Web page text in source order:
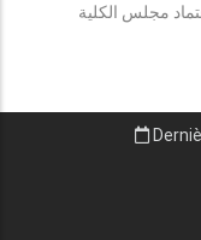
مجلس الكلية